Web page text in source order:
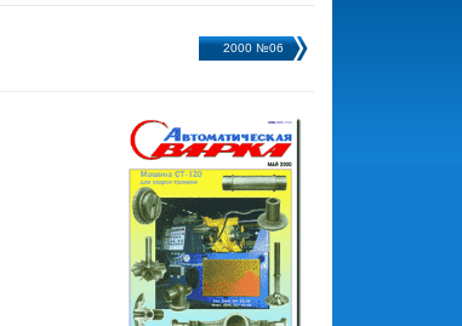
2000 №06